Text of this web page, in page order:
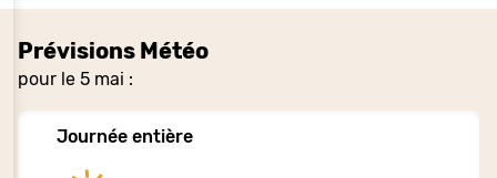
Prévisions Météo
pour le 5 mai :
Journée entière